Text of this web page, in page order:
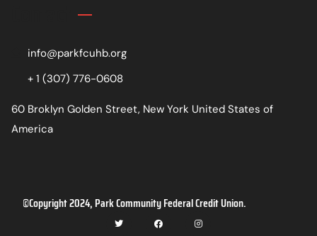
info@parkfcuhb.org
+ 1 (307) 776-0608
60 Broklyn Golden Street, New York United States of
America
©Copyright 2024, Park Community Federal Credit Union.